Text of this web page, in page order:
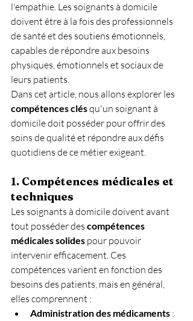
l'empathie. Les soignants à domicile
doivent être à la fois des professionnels
de santé et des soutiens émotionnels,
capables de répondre aux besoins
physiques, émotionnels et sociaux de
leurs patients.
Dans cet article, nous allons explorer les
compétences clés qu'un soignant à
domicile doit posséder pour offrir des
soins de qualité et répondre aux défis
quotidiens de ce métier exigeant.
1. Compétences médicales et
techniques
Les soignants à domicile doivent avant
tout posséder des compétences
médicales solides pour pouvoir
intervenir efficacement. Ces
compétences varient en fonction des
besoins des patients, mais en général,
elles comprennent :
Administration des médicaments :